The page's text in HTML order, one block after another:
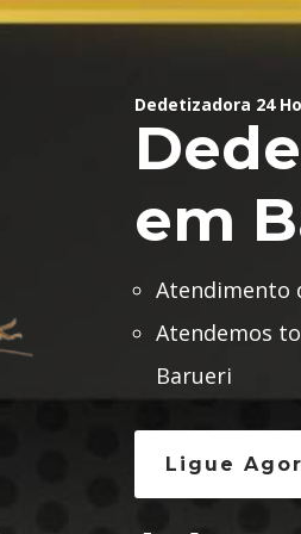
Dedetizadora 24
em
Atendimento
Atendemos
Barueri
Ligue